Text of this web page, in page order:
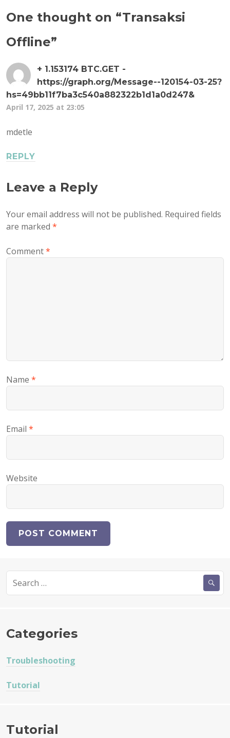
One thought on “Transaksi
Offline”
+ 1.153174 BTC.GET -
https://graph.org/Message--120154-03-25?
hs=49bb11f7ba3c540a882322b1d1a0d247&
April 17, 2025 at 23:05
mdetle
REPLY
Leave a Reply
Your email address will not be published. Required fields
are marked *
Comment*
Name *
Email *
Website
for:
Categories
Troubleshooting
Tutorial
Tutorial